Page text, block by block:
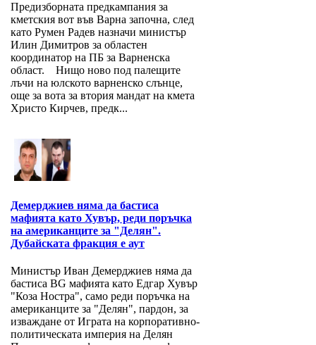
Предизборната предкампания за
кметския вот във Варна започна, след
като Румен Радев назначи министър
Илин Димитров за областен
координатор на ПБ за Варнeнска
област. Нищо ново под палещите
лъчи на юлското варненско слънце,
още за вота за втория мандат на кмета
Христо Кирчев, предк...
Демерджиев няма да бастиса
мафията като Хувър, реди поръчка
на американците за "Делян".
Дубайската фракция е аут
Министър Иван Демерджиев няма да
бастиса BG мафията като Едгар Хувър
"Коза Ностра", само реди поръчка на
американците за "Делян", пардон, за
изваждане от Играта на корпоративно-
политическата империя на Делян